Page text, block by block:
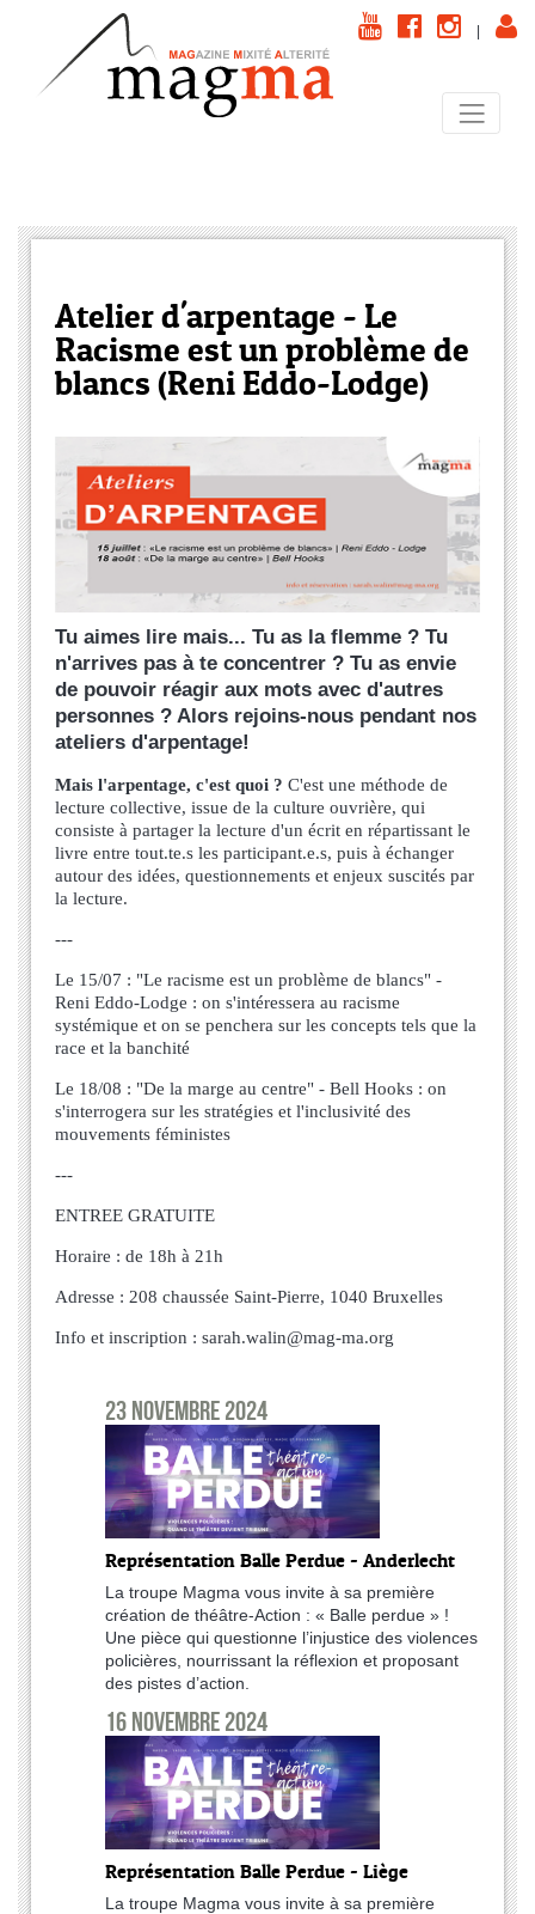
Atelier d'arpentage - Le
Racisme est un problème de
blancs (Reni Eddo-Lodge)
Tu aimes lire mais... Tu as la flemme ? Tu
n'arrives pas à te concentrer ? Tu as envie
de pouvoir réagir aux mots avec d'autres
personnes ? Alors rejoins-nous pendant nos
ateliers d'arpentage!
Mais l'arpentage, c'est quoi ? C'est une méthode de
lecture collective, issue de la culture ouvrière, qui
consiste à partager la lecture d'un écrit en répartissant le
livre entre tout.te.s les participant.e.s, puis à échanger
autour des idées, questionnements et enjeux suscités par
la lecture.
---
Le 15/07 : "Le racisme est un problème de blancs" -
Reni Eddo-Lodge : on s'intéressera au racisme
systémique et on se penchera sur les concepts tels que la
race et la banchité
Le 18/08 : "De la marge au centre" - Bell Hooks : on
s'interrogera sur les stratégies et l'inclusivité des
mouvements féministes
---
ENTREE GRATUITE
Horaire : de 18h à 21h
Adresse : 208 chaussée Saint-Pierre, 1040 Bruxelles
Info et inscription : sarah.walin@mag-ma.org
23 novembre 2024
Représentation Balle Perdue - Anderlecht
La troupe Magma vous invite à sa première
création de théâtre-Action : « Balle perdue » !
Une pièce qui questionne l’injustice des violences
policières, nourrissant la réflexion et proposant
des pistes d’action.
16 novembre 2024
Représentation Balle Perdue - Liège
La troupe Magma vous invite à sa première